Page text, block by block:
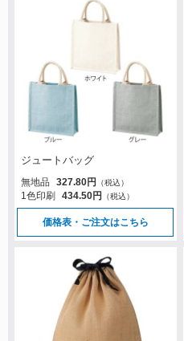
ジュートバッグ
無地品 327.80円 （税込）
1色印刷 434.50円 （税込）
価格表・ご注文はこちら